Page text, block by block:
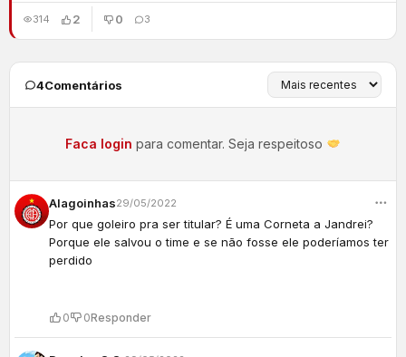
314 2 0 3
4Comentários
Faca login para comentar. Seja respeitoso
Alagoinhas29/05/2022
Por que goleiro pra ser titular? É uma Corneta a Jandrei?
Porque ele salvou o time e se não fosse ele poderíamos ter
perdido
0 0Responder